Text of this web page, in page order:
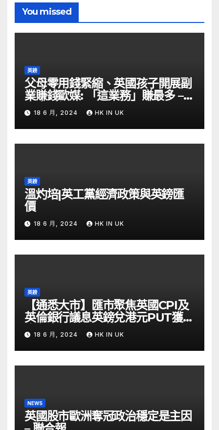
You missed
英鎊
父母零用錢緊縮、英國孩子開展副
業賺錢歐媒: 「這業務」賺最多 –
自由財經
18 6 月, 2024 HK IN UK
英鎊
溫灼培|英工黨經濟政策與英鎊匯
價
18 6 月, 2024 HK IN UK
英鎊
【通悉大市】匯市聚焦英國CPI及
英倫銀行議息英鎊兌港元PUT獲資
金留意 – Now 財經
18 6 月, 2024 HK IN UK
NEWS
英國股市歐洲奪冠政治穩定是主因